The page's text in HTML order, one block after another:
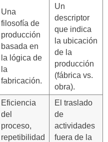
Una
filosofía de
producción
basada en
la lógica de
la
fabricación.
Un
descriptor
que indica
la ubicación
de la
producción
(fábrica vs.
obra).
Eficiencia
del
proceso,
repetibilidad
El traslado
de
actividades
fuera de la